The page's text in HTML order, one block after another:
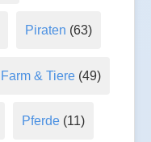
Piraten (63)
Farm & Tiere(49)
Pferde(11)